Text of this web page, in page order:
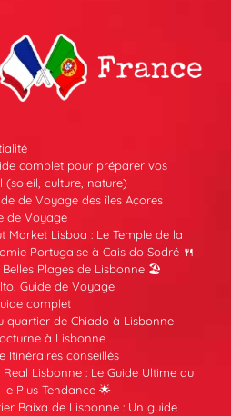
complet pour préparer vos
culture, nature)
de Voyage des îles Açores
de Voyage
Market Lisboa : Le Temple de la
Portugaise à Cais do Sodré 🍴
Belles Plages de Lisbonne 🏖️
Guide de Voyage
complet
quartier de Chiado à Lisbonne
à Lisbonne
Itinéraires conseillés
Real Lisbonne : Le Guide Ultime du
Plus Tendance 🌟
Baixa de Lisbonne : Un guide